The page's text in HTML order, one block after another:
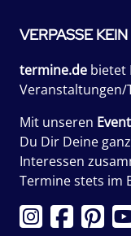
VERPASSE
termine.de bietet
Veranstaltungen/
Mit unseren
Du Dir Deine
Interessen
Termine stets im